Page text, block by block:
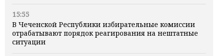
15:55
В Чеченской Республики избирательные комиссии
отрабатывают порядок реагирования на нештатные
ситуации